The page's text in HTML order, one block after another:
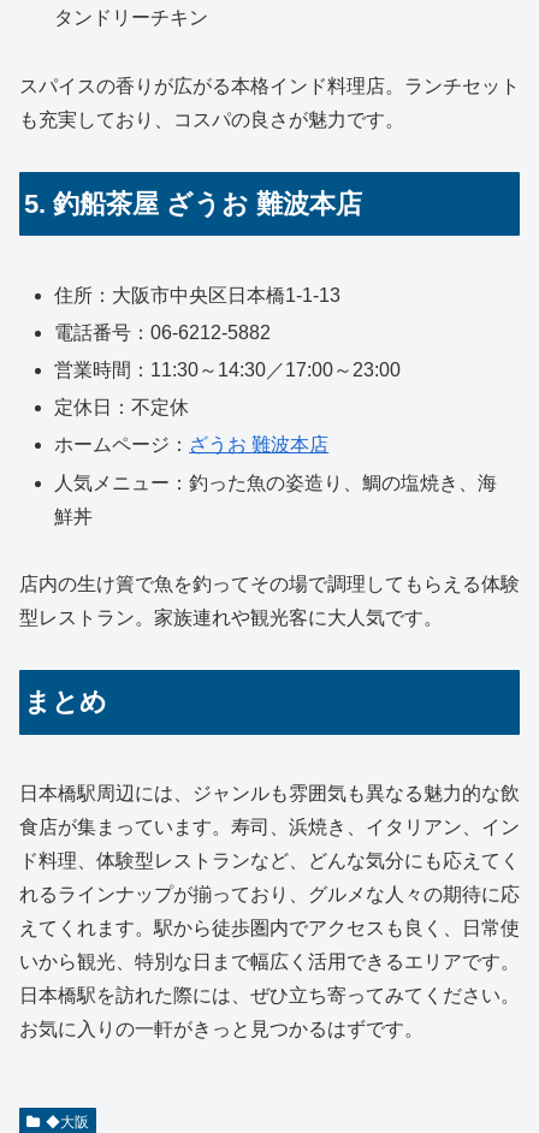
タンドリーチキン
スパイスの香りが広がる本格インド料理店。ランチセット
も充実しており、コスパの良さが魅力です。
5. 釣船茶屋 ざうお 難波本店
住所：大阪市中央区日本橋1-1-13
電話番号：06-6212-5882
営業時間：11:30～14:30／17:00～23:00
定休日：不定休
ホームページ： ざうお 難波本店
人気メニュー：釣った魚の姿造り、鯛の塩焼き、海
鮮丼
店内の生け簀で魚を釣ってその場で調理してもらえる体験
型レストラン。家族連れや観光客に大人気です。
まとめ
日本橋駅周辺には、ジャンルも雰囲気も異なる魅力的な飲
食店が集まっています。寿司、浜焼き、イタリアン、イン
ド料理、体験型レストランなど、どんな気分にも応えてく
れるラインナップが揃っており、グルメな人々の期待に応
えてくれます。駅から徒歩圏内でアクセスも良く、日常使
いから観光、特別な日まで幅広く活用できるエリアです。
日本橋駅を訪れた際には、ぜひ立ち寄ってみてください。
お気に入りの一軒がきっと見つかるはずです。
◆大阪